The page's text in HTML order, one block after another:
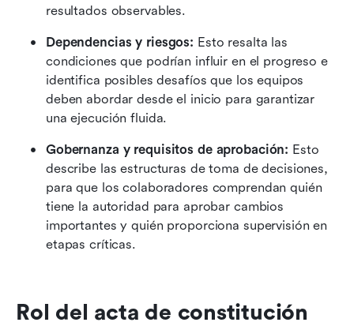
resultados observables.
Dependencias y riesgos: Esto resalta las
condiciones que podrían influir en el progreso e
identifica posibles desafíos que los equipos
deben abordar desde el inicio para garantizar
una ejecución fluida.
Gobernanza y requisitos de aprobación: Esto
describe las estructuras de toma de decisiones,
para que los colaboradores comprendan quién
tiene la autoridad para aprobar cambios
importantes y quién proporciona supervisión en
etapas críticas.
Rol del acta de constitución